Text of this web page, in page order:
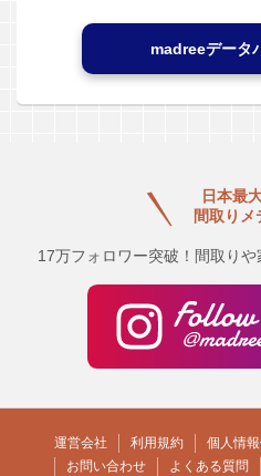
madreeデータ
日本最
間取りメ
17万フォロワー突破！間取りや
運営会社 利用規約 個人情
お問い合わせ
よくある質問